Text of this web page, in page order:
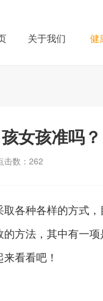
关于我们 健
女孩准吗？
击数： 262
各种各样的方式，
方法，其中有一项
看看吧！